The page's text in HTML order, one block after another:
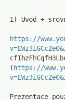
1) Uvod +
https://
( https://